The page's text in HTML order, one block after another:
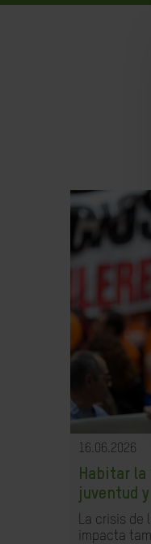
16.06.2026
Habitar
juventud
La crisis de
impacta